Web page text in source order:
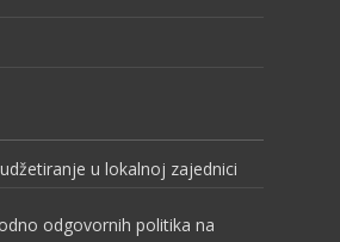
u lokalnoj zajednici
odgovornih politika na